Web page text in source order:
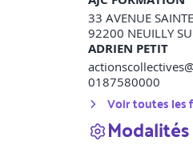
33 AVENUE
92200 NEUILLY
ADRIEN PETIT
0187580000
Voir toutes les
Modalités